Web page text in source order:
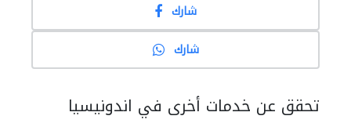
شارك
شارك
تحقق عن خدمات أخرى في اندونيسيا